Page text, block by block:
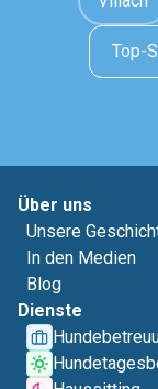
Top-
Über uns
Unsere
In den Medien
Blog
Dienste